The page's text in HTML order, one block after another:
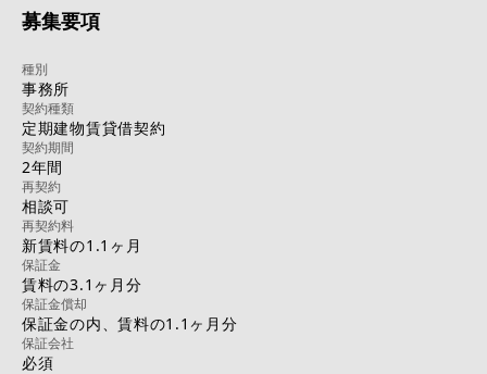
募集要項
種別
事務所
契約種類
定期建物賃貸借契約
契約期間
2年間
再契約
相談可
再契約料
新賃料の1.1ヶ月
保証金
賃料の3.1ヶ月分
保証金償却
保証金の内、賃料の1.1ヶ月分
保証会社
必須